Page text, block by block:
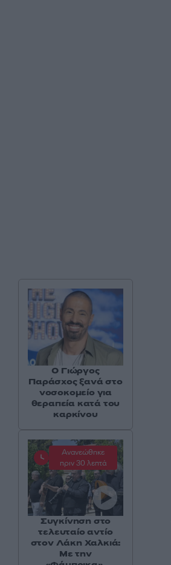
O Γιώργος
Παράσχος ξανά στο
νοσοκομείο για
θεραπεία κατά του
καρκίνου
Ανανεώθηκε
πριν 30 λεπτά
Συγκίνηση στο
τελευταίο αντίο
στον Λάκη Χαλκιά:
Με την